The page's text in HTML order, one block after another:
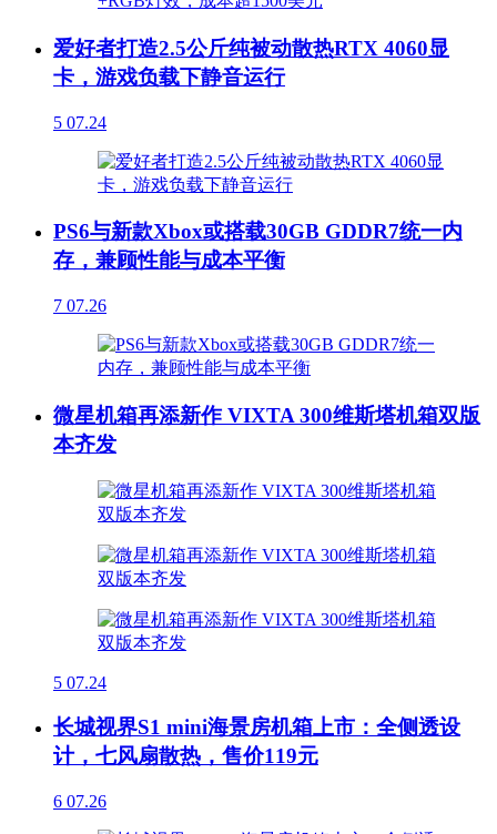
爱好者打造2.5公斤纯被动散热RTX 4060显
卡，游戏负载下静音运行
5 07.24
PS6与新款Xbox或搭载30GB GDDR7统一内
存，兼顾性能与成本平衡
7 07.26
微星机箱再添新作 VIXTA 300维斯塔机箱双版
本齐发
5 07.24
长城视界S1 mini海景房机箱上市：全侧透设
计，七风扇散热，售价119元
6 07.26